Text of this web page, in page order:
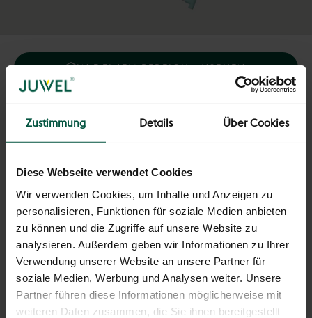
Zustimmung Details Über Cookies
Diese Webseite verwendet Cookies
Wir verwenden Cookies, um Inhalte und Anzeigen zu
personalisieren, Funktionen für soziale Medien anbieten
zu können und die Zugriffe auf unsere Website zu
analysieren. Außerdem geben wir Informationen zu Ihrer
Verwendung unserer Website an unsere Partner für
soziale Medien, Werbung und Analysen weiter. Unsere
Partner führen diese Informationen möglicherweise mit
weiteren Daten zusammen, die Sie ihnen bereitgestellt
IN DEINEM BEREICH ANSEHEN
Gehe zu Element 4
Gehe zu Element 5
Gehe zu Element 6
Der JUWEL Premium Standtrockner Superdry Maxi Mintgrün ist
für starke Leistung gemacht.
Robustes, beschichtetes Stahlmaterial und
intensivem Einsatz jahrelange Beständigkeit. Statt bruch- und
rostanfälliger Stäbe setzt der Superdry Maxi auf
strapazierfähige Leinen – ein cleverer Unterschied, der
Haltbarkeit und Komfort vereint. Auch beim Auf- und
Zusammenklappen zeigt er wahre Performance: Das Easy-
Open-Klickscharnier macht das Handling mühelos, während er
gleichzeitig kompakt und platzsparend bleibt.
Angebot
€57,90
MENGE IN DEN WARENKORB